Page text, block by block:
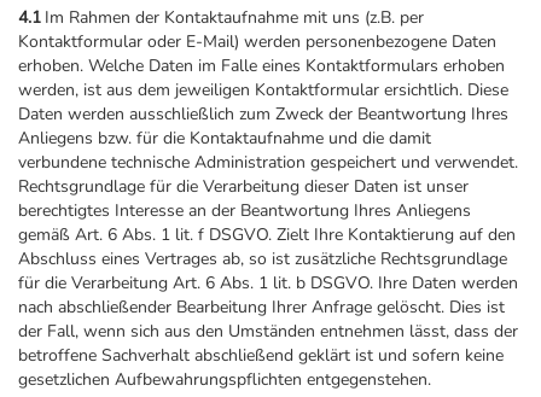
4.1 Im Rahmen der Kontaktaufnahme mit uns (z.B. per
Kontaktformular oder E-Mail) werden personenbezogene Daten
erhoben. Welche Daten im Falle eines Kontaktformulars erhoben
werden, ist aus dem jeweiligen Kontaktformular ersichtlich. Diese
Daten werden ausschließlich zum Zweck der Beantwortung Ihres
Anliegens bzw. für die Kontaktaufnahme und die damit
verbundene technische Administration gespeichert und verwendet.
Rechtsgrundlage für die Verarbeitung dieser Daten ist unser
berechtigtes Interesse an der Beantwortung Ihres Anliegens
gemäß Art. 6 Abs. 1 lit. f DSGVO. Zielt Ihre Kontaktierung auf den
Abschluss eines Vertrages ab, so ist zusätzliche Rechtsgrundlage
für die Verarbeitung Art. 6 Abs. 1 lit. b DSGVO. Ihre Daten werden
nach abschließender Bearbeitung Ihrer Anfrage gelöscht. Dies ist
der Fall, wenn sich aus den Umständen entnehmen lässt, dass der
betroffene Sachverhalt abschließend geklärt ist und sofern keine
gesetzlichen Aufbewahrungspflichten entgegenstehen.